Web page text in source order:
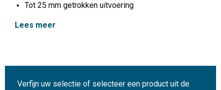
Tot 25 mm getrokken uitvoering
Lees meer
Verfijn uw selectie of selecteer een product uit de